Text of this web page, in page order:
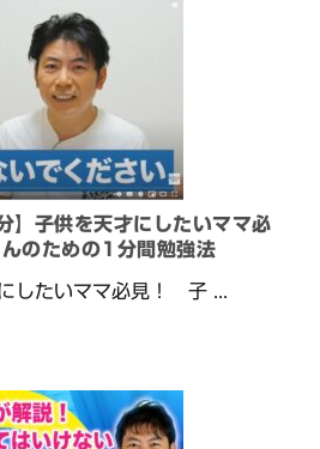
】子供を天才にしたいママ必
のための1分間勉強法
したいママ必見！ 子 ...